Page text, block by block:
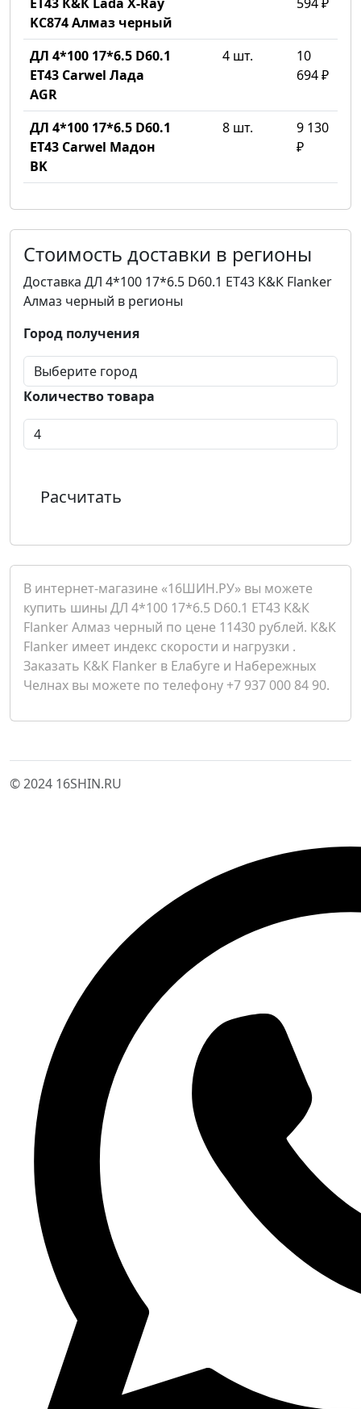
KC874 Алмаз черный
ДЛ 4*100 17*6.5 D60.1
ET43 Carwel Лада
AGR
4 шт.
10
694 ₽
ДЛ 4*100 17*6.5 D60.1
ET43 Carwel Мадон
BK
8 шт.
9 130
₽
Стоимость доставки в регионы
Доставка ДЛ 4*100 17*6.5 D60.1 ET43 К&К Flanker
Алмаз черный в регионы
Город получения
Количество товара
Расчитать
В интернет-магазине «16ШИН.РУ» вы можете
купить шины ДЛ 4*100 17*6.5 D60.1 ET43 К&К
Flanker Алмаз черный по цене 11430 рублей. К&К
Flanker имеет индекс скорости и нагрузки .
Заказать К&К Flanker в Елабуге и Набережных
Челнах вы можете по телефону +7 937 000 84 90.
© 2024 16SHIN.RU